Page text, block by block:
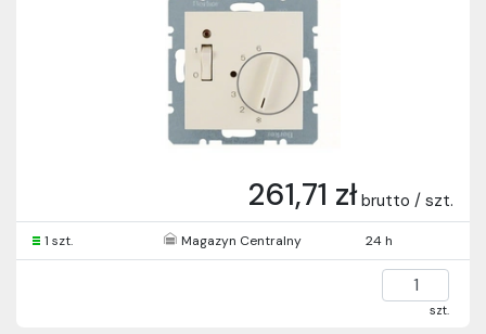
261,71 zł brutto / szt.
1 szt. Magazyn Centralny 24 h
szt.